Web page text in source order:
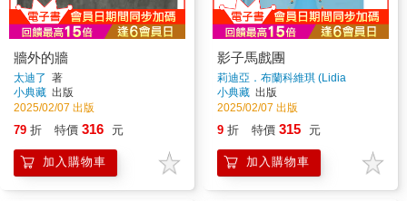
牆外的牆
太迪了 著
小典藏 出版
2025/02/07 出版
79 折 特價 316 元
加入購物車
影子馬戲團
莉迪亞．布蘭科維琪 (Lidia
Branković)著
小典藏 出版
2025/02/07 出版
9 折 特價 315 元
加入購物車